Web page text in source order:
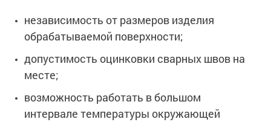
независимость от размеров изделия
обрабатываемой поверхности;
допустимость оцинковки сварных швов на
месте;
возможность работать в большом
интервале температуры окружающей